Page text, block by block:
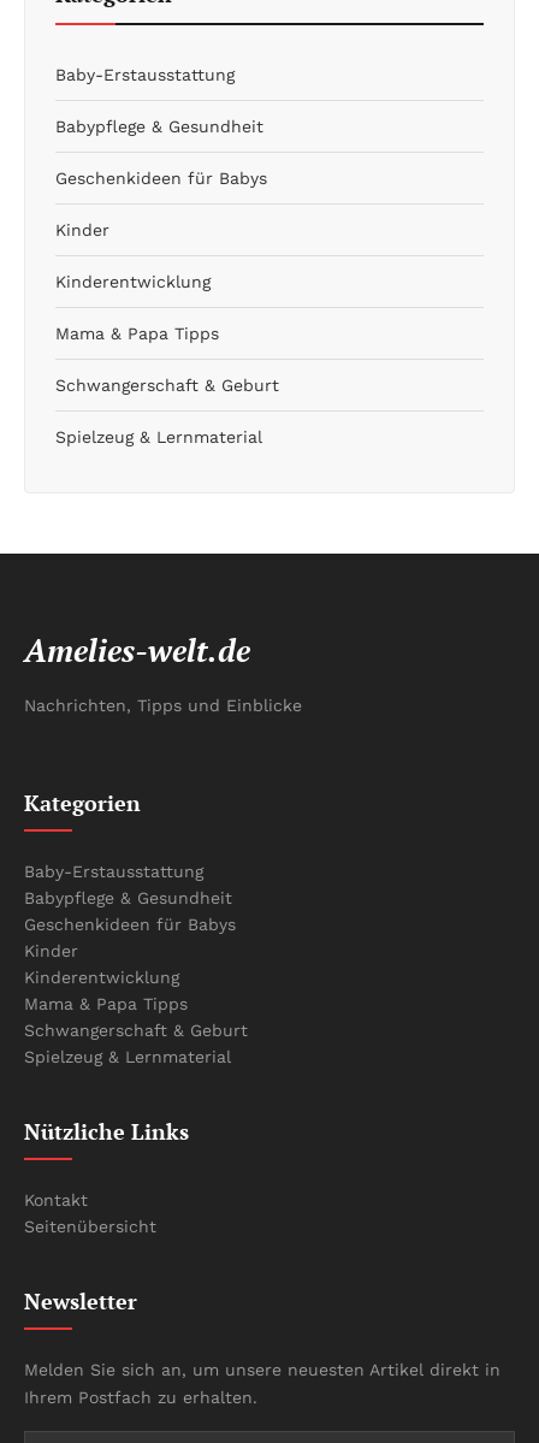
Baby-Erstausstattung
Babypflege & Gesundheit
Geschenkideen für Babys
Kinder
Kinderentwicklung
Mama & Papa Tipps
Schwangerschaft & Geburt
Spielzeug & Lernmaterial
Amelies-welt.de
Nachrichten, Tipps und Einblicke
Kategorien
Baby-Erstausstattung
Babypflege & Gesundheit
Geschenkideen für Babys
Kinder
Kinderentwicklung
Mama & Papa Tipps
Schwangerschaft & Geburt
Spielzeug & Lernmaterial
Nützliche Links
Kontakt
Seitenübersicht
Newsletter
Melden Sie sich an, um unsere neuesten Artikel direkt in
Ihrem Postfach zu erhalten.